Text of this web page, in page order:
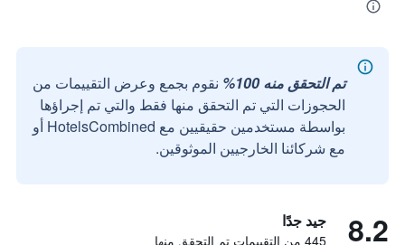
تم التحقق منه 100%
نقوم بجمع وعرض التقييمات من
الحجوزات التي تم التحقق منها فقط والتي تم إجراؤها
بواسطة مستخدمين حقيقيين مع HotelsCombined أو
مع شركائنا الخارجيين الموثوقين.
8.2 جيد جدًا
445 من التقييمات تم التحقق منها